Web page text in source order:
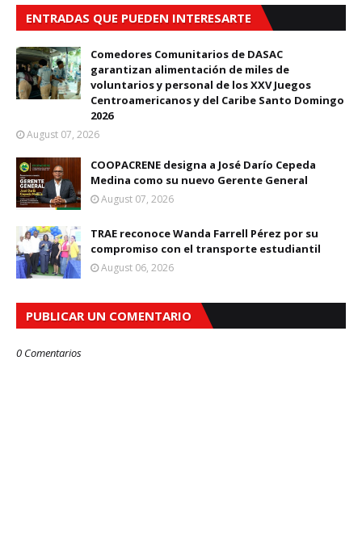
ENTRADAS QUE PUEDEN INTERESARTE
Comedores Comunitarios de DASAC
garantizan alimentación de miles de
voluntarios y personal de los XXV Juegos
Centroamericanos y del Caribe Santo Domingo
2026
August 07, 2026
COOPACRENE designa a José Darío Cepeda
Medina como su nuevo Gerente General
August 07, 2026
TRAE reconoce Wanda Farrell Pérez por su
compromiso con el transporte estudiantil
August 06, 2026
PUBLICAR UN COMENTARIO
0 Comentarios